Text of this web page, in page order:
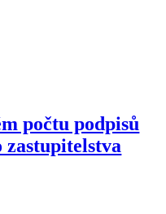
počtu podpisů